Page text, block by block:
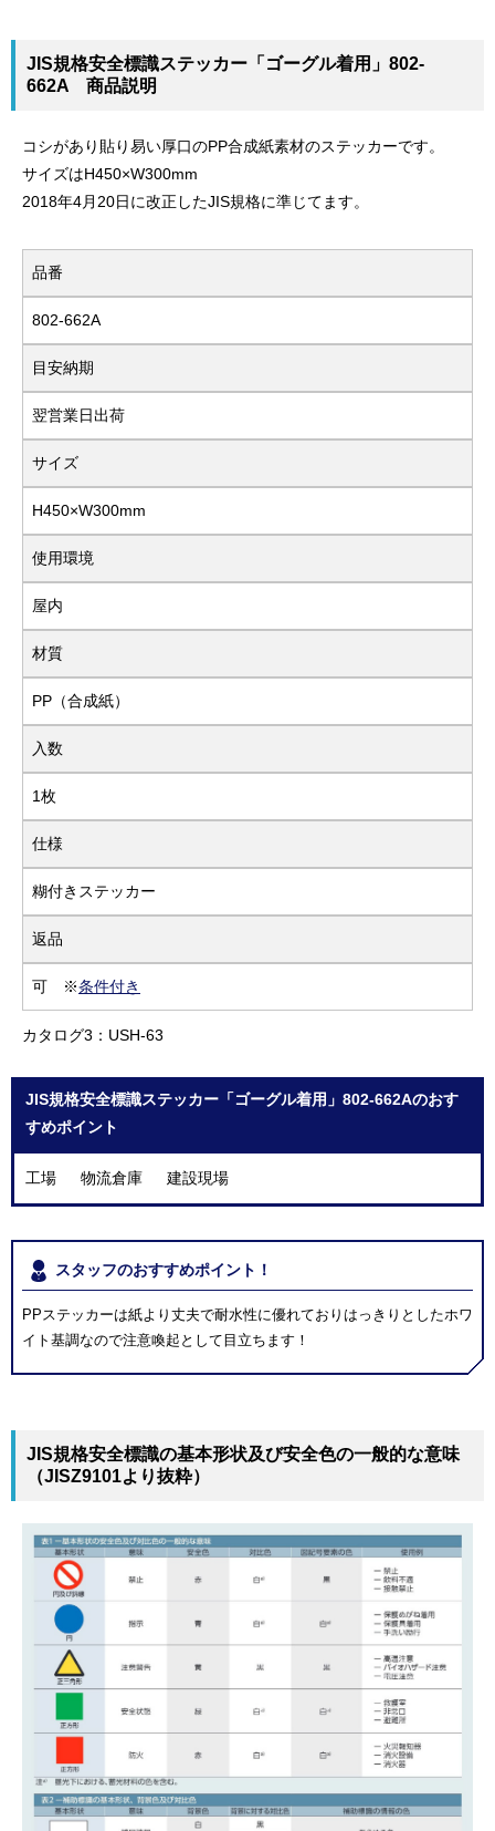
JIS規格安全標識ステッカー「ゴーグル着用」802-
662A 商品説明
コシがあり貼り易い厚口のPP合成紙素材のステッカーです。
サイズはH450×W300mm
2018年4月20日に改正したJIS規格に準じてます。
品番
802-662A
目安納期
翌営業日出荷
サイズ
H450×W300mm
使用環境
屋内
材質
PP（合成紙）
入数
1枚
仕様
糊付きステッカー
返品
可 ※条件付き
カタログ3：USH-63
JIS規格安全標識ステッカー「ゴーグル着用」802-662Aのおす
すめポイント
工場 物流倉庫 建設現場
スタッフのおすすめポイント！
PPステッカーは紙より丈夫で耐水性に優れておりはっきりとしたホワ
イト基調なので注意喚起として目立ちます！
JIS規格安全標識の基本形状及び安全色の一般的な意味
（JISZ9101より抜粋）